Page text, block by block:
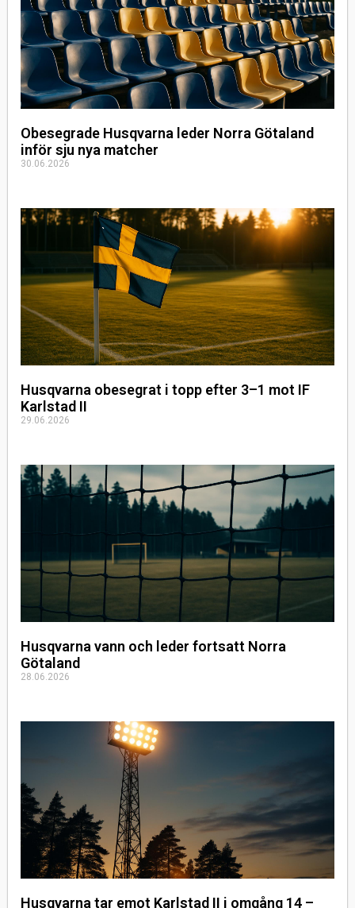
Obesegrade Husqvarna leder Norra Götaland
inför sju nya matcher
30.06.2026
Husqvarna obesegrat i topp efter 3–1 mot IF
Karlstad II
29.06.2026
Husqvarna vann och leder fortsatt Norra
Götaland
28.06.2026
Husqvarna tar emot Karlstad II i omgång 14 –